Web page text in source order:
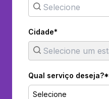
Cidade*
Qual serviço deseja?*
Selecione